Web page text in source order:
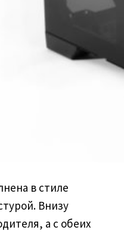
в стиле
Внизу
а с обеих